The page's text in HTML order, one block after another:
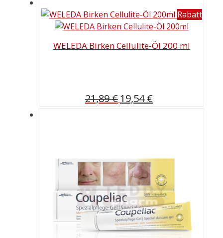
Rabatt
WELEDA Birken Cellulite-Öl 200 ml
21,89€ Ursprünglicher
19,54€